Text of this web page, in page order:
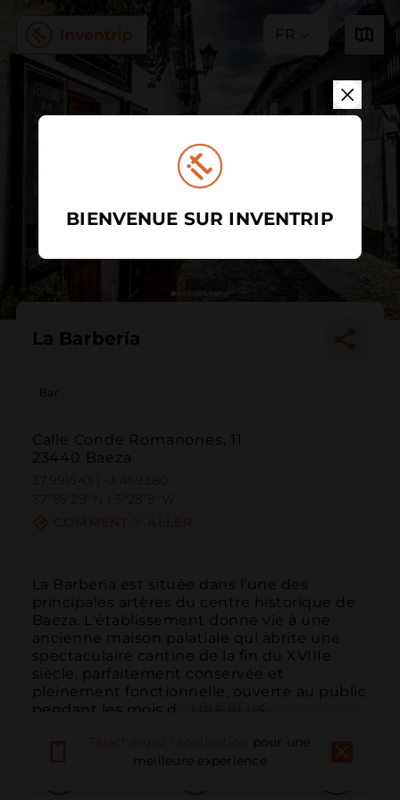
FR
La Barbería
Bar
Calle Conde Romanones, 11
23440 Baeza
La Barbería est située dans l'une des
principales artères du centre historique de
Baeza. L'établissement donne vie à une
ancienne maison palatiale qui abrite une
spectaculaire cantine de la fin du XVIIIe
siècle, parfaitement conservée et
pleinement fonctionnelle, ouverte au public
pendant les mois d...
pour une
meilleure expérience
BIENVENUE SUR INVENTRIP